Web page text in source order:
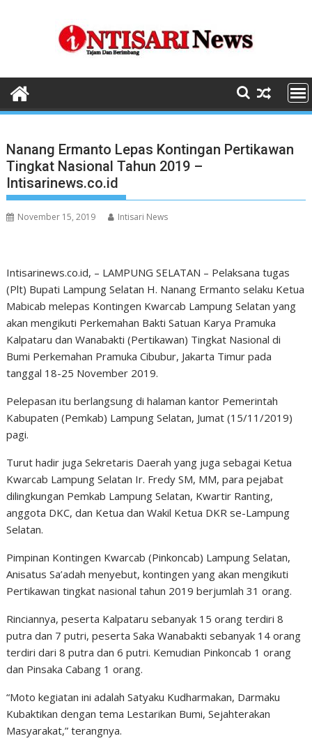
Nanang Ermanto Lepas Kontingan Pertikawan
Tingkat Nasional Tahun 2019 –
Intisarinews.co.id
November 15, 2019 Intisari News
Intisarinews.co.id, – LAMPUNG SELATAN – Pelaksana tugas
(Plt) Bupati Lampung Selatan H. Nanang Ermanto selaku Ketua
Mabicab melepas Kontingen Kwarcab Lampung Selatan yang
akan mengikuti Perkemahan Bakti Satuan Karya Pramuka
Kalpataru dan Wanabakti (Pertikawan) Tingkat Nasional di
Bumi Perkemahan Pramuka Cibubur, Jakarta Timur pada
tanggal 18-25 November 2019.
Pelepasan itu berlangsung di halaman kantor Pemerintah
Kabupaten (Pemkab) Lampung Selatan, Jumat (15/11/2019)
pagi.
Turut hadir juga Sekretaris Daerah yang juga sebagai Ketua
Kwarcab Lampung Selatan Ir. Fredy SM, MM, para pejabat
dilingkungan Pemkab Lampung Selatan, Kwartir Ranting,
anggota DKC, dan Ketua dan Wakil Ketua DKR se-Lampung
Selatan.
Pimpinan Kontingen Kwarcab (Pinkoncab) Lampung Selatan,
Anisatus Sa’adah menyebut, kontingen yang akan mengikuti
Pertikawan tingkat nasional tahun 2019 berjumlah 31 orang.
Rinciannya, peserta Kalpataru sebanyak 15 orang terdiri 8
putra dan 7 putri, peserta Saka Wanabakti sebanyak 14 orang
terdiri dari 8 putra dan 6 putri. Kemudian Pinkoncab 1 orang
dan Pinsaka Cabang 1 orang.
“Moto kegiatan ini adalah Satyaku Kudharmakan, Darmaku
Kubaktikan dengan tema Lestarikan Bumi, Sejahterakan
Masyarakat,” terangnya.